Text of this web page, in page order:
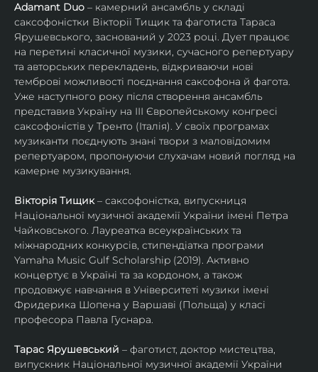
Adamant Duo – камерний ансамбль у складі
саксофоністки Вікторії Тищик та фаготиста Тараса
Ярушевського, заснований у 2023 році. Дует працює
на перетині класичної музики, сучасного репертуару
та авторських перекладень, відкриваючи нові
темброві можливості поєднання саксофона й фагота.
Уже наступного року після створення ансамбль
представив Україну на ІІІ Європейському конгресі
саксофоністів у Тренто (Італія). У своїх програмах
музиканти поєднують знані твори з маловідомим
репертуаром, пропонуючи слухачам новий погляд на
камерне музикування.
Вікторія Тищик – саксофоністка, випускниця
Національної музичної академії України імені Петра
Чайковського. Лауреатка всеукраїнських та
міжнародних конкурсів, стипендіатка програми
Yamaha Music Gulf Scholarship (2019). Активно
концертує в Україні та за кордоном, а також
продовжує навчання в Університеті музики імені
Фридерика Шопена у Варшаві (Польща) у класі
професора Павла Гуснара.
Тарас Ярушевський – фаготист, доктор мистецтва,
випускник Національної музичної академії України